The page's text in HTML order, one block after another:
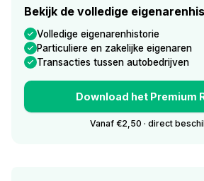
Bekijk de volledige
Volledige eigenarenhistorie
Particuliere en zakelijke eigenaren
Transacties tussen autobedrijven
Download het Premium
Vanaf €2,50 · direct